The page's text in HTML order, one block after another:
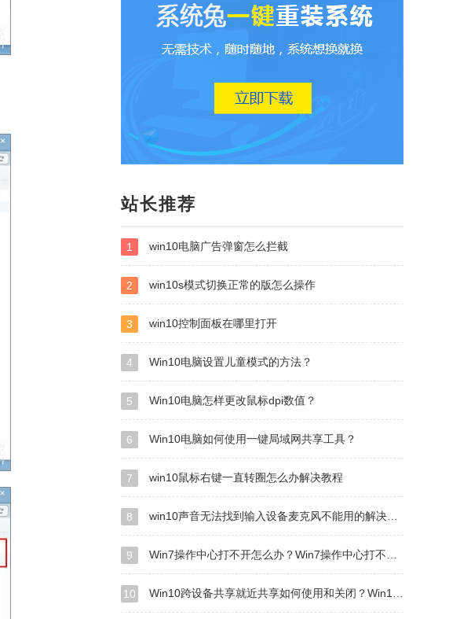
站长推荐
1 win10电脑广告弹窗怎么拦截
2 win10s模式切换正常的版怎么操作
3 win10控制面板在哪里打开
4 Win10电脑设置儿童模式的方法？
5 Win10电脑怎样更改鼠标dpi数值？
6 Win10电脑如何使用一键局域网共享工具？
7 win10鼠标右键一直转圈怎么办解决教程
8 win10声音无法找到输入设备麦克风不能用的解决方法
9 Win7操作中心打不开怎么办？Win7操作中心打不开的解决方法
10 Win10跨设备共享就近共享如何使用和关闭？Win10跨设备共享就近共